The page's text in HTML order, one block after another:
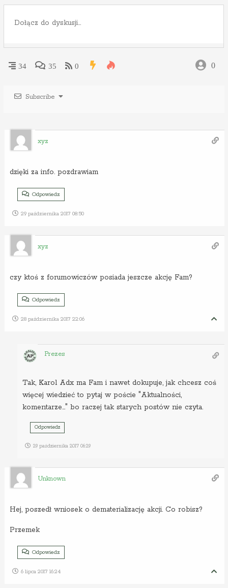
34 35 0 0
Subscribe
xyz
dzięki za info. pozdrawiam
Odpowiedz
29 października 2017 08:50
xyz
czy ktoś z forumowiczów posiada jeszcze akcję Fam?
Odpowiedz
28 października 2017 22:06
Prezes
Tak, Karol Adx ma Fam i nawet dokupuje, jak chcesz coś
więcej wiedzieć to pytaj w poście "Aktualności,
komentarze…" bo raczej tak starych postów nie czyta.
Odpowiedz
29 października 2017 06:29
Unknown
Hej, poszedł wniosek o dematerializację akcji. Co robisz?
Przemek
Odpowiedz
6 lipca 2017 16:24